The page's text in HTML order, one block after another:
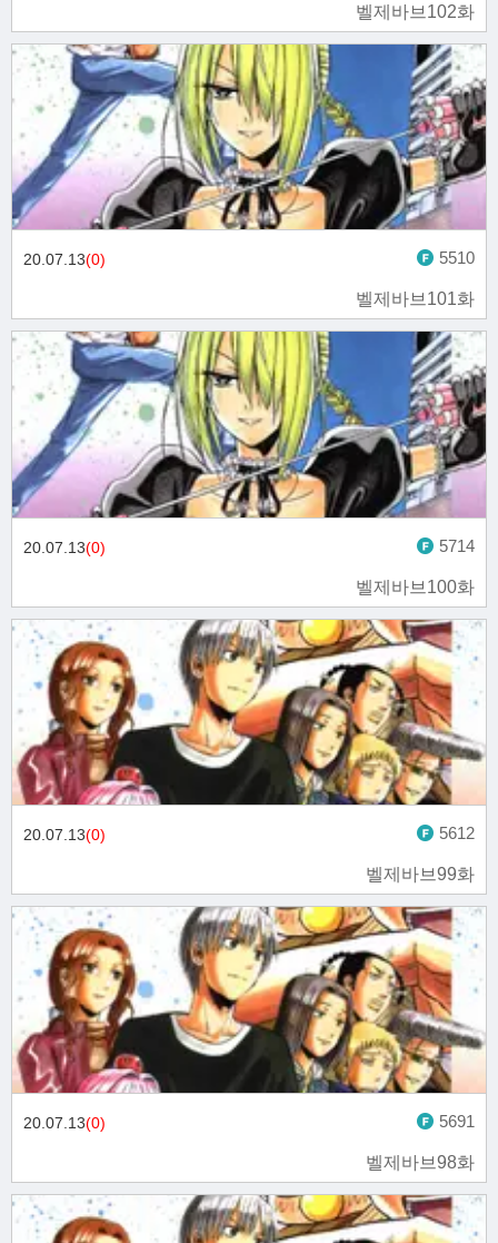
벨제바브102화
벨제바브101화
20.07.13(0) 5510
벨제바브100화
20.07.13(0) 5714
벨제바브99화
20.07.13(0) 5612
벨제바브98화
20.07.13(0) 5691